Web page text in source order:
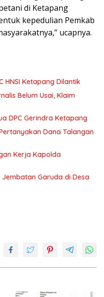
di Ketapang
kepedulian Pemkab
ucapnya.
HNSI Ketapang Dilantik
Belum Usai, Klaim
DPC Gerindra Ketapang
Dana Talangan
Kerja Kapolda
Garuda di Desa